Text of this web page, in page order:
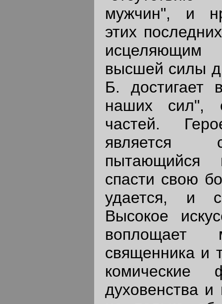
мужчин", и
этих
исцеляющим
высшей силы
Б. достигает
наших сил",
частей.
является
спасти свою
удается, и
Высокое
воплощает
священника и
духовенства